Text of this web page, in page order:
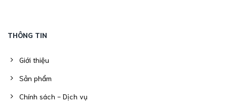
THÔNG TIN
Giới thiệu
Sản phẩm
Chính sách - Dịch vụ